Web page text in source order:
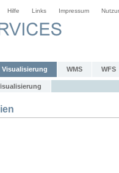
Hilfe Links Impressum
Visualisierung WMS WFS